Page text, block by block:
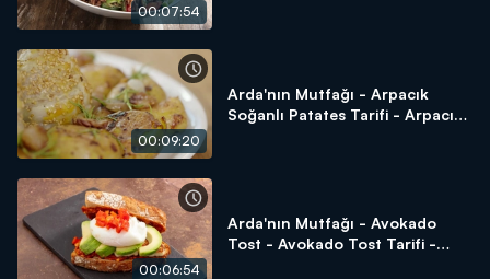
00:07:54
00:09:20
Arda'nın Mutfağı - Arpacık
Soğanlı Patates Tarifi - Arpacık
00:06:54
Arda'nın Mutfağı - Avokado
Tost - Avokado Tost Tarifi -